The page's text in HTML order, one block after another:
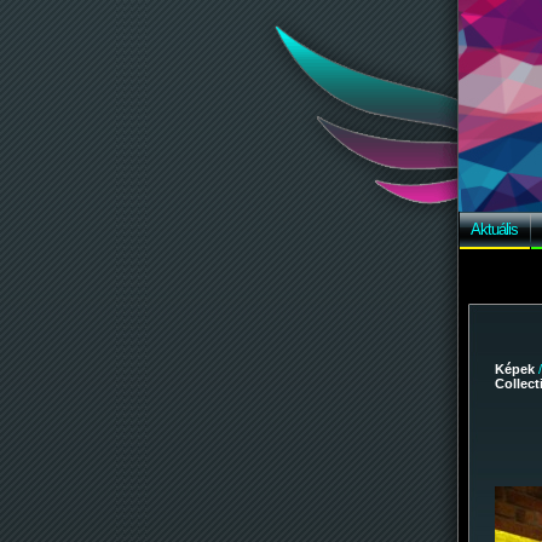
Aktuális
Képek